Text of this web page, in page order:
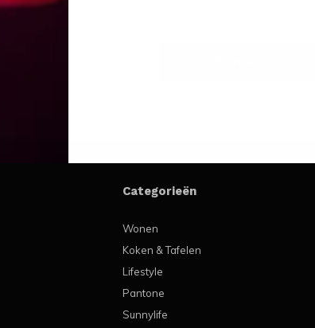
Categorieën
Wonen
Koken & Tafelen
Lifestyle
Pantone
Sunnylife